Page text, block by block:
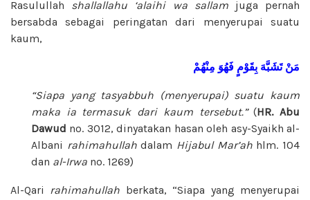
Rasulullah shallallahu ‘alaihi wa sallamjuga pernah
bersabda sebagai peringatan dari menyerupai suatu
kaum,
مَنْ تَشَبَّهَ بِقَوْمٍ فَهُوَ مِنْهُمْ
“Siapa yang tasyabbuh (menyerupai) suatu kaum
maka ia termasuk dari kaum tersebut.”(HR. Abu
Dawud no. 3012, dinyatakan hasan oleh asy-Syaikh al-
Albani rahimahullahdalam Hijabul Mar’ah hlm. 104
dan al-Irwa no. 1269)
Al-Qari rahimahullah berkata, “Siapa yang menyerupai